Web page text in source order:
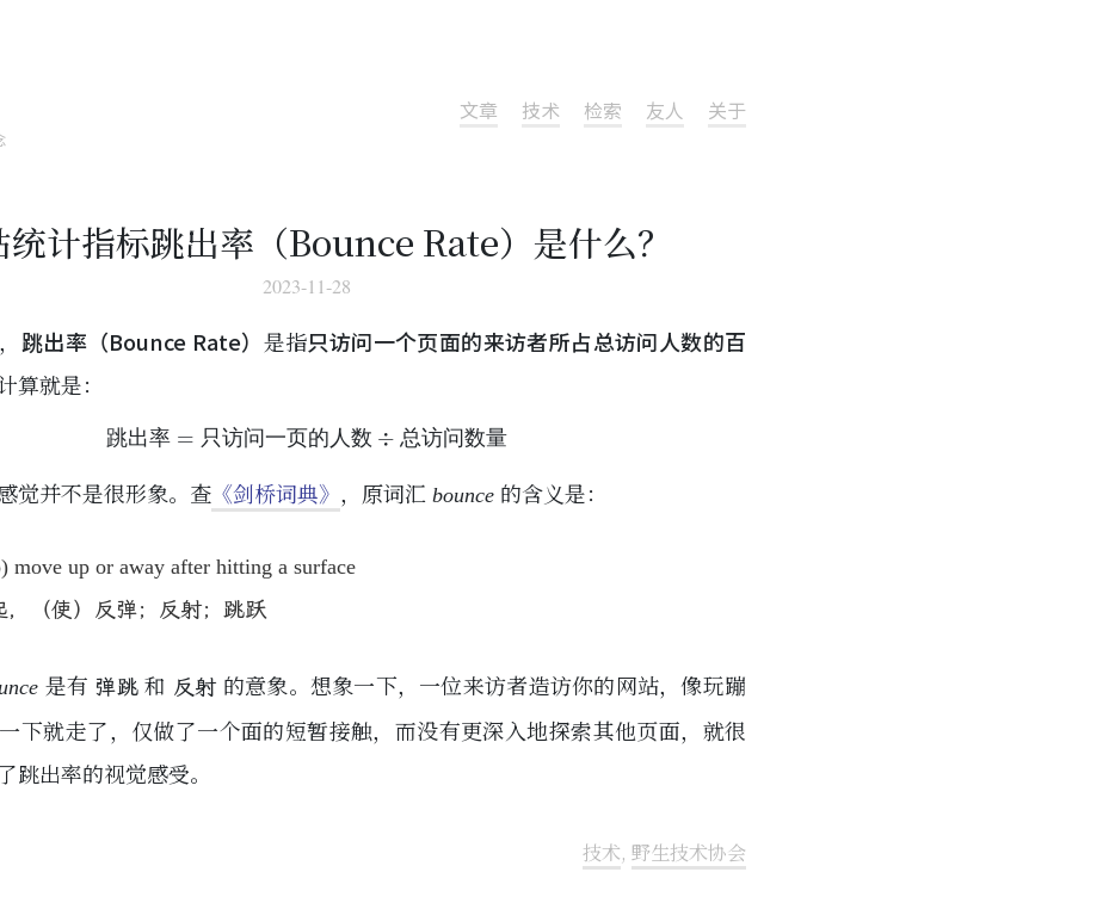
文章 技术 检索 友人 关于
统计指标跳出率（Bounce Rate）是什么？
2023-11-28
跳出率（Bounce Rate） 是指只访问一个页面的来访者所占总访问人数的百
算就是：
跳 出 只 访 问 页 的 人 数 总访 问 数量
跳出率 =只访问一页的人 数÷ 总访问数量
觉并不是很形象。查 《剑桥词典》 ，原词汇 bounce 的含义是：
move up or away after hitting a surface
，（使）反弹；反射；跳跃
是有 弹跳 和 反射 的意象。想象一下，一位来访者造访你的网站，像玩蹦
下就走了，仅做了一个面的短暂接触，而没有更深入地探索其他页面，就很
跳出率的视觉感受。
技术, 野生技术协会